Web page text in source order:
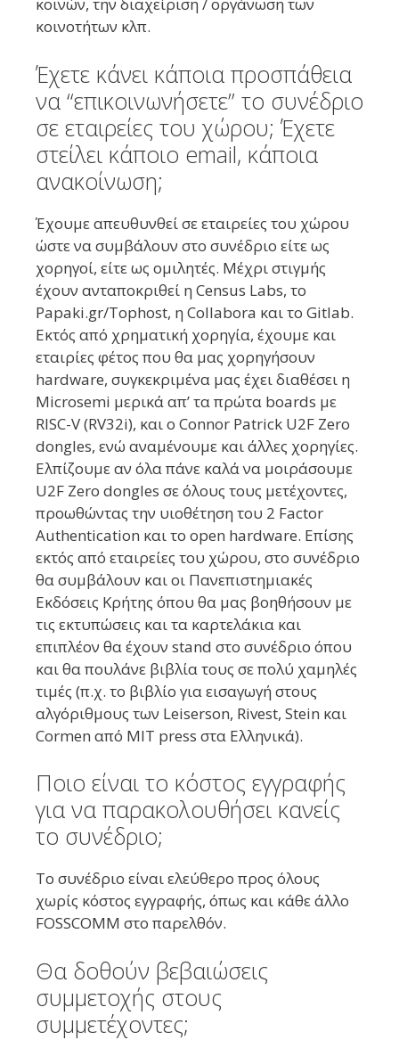
κοινών, την διαχείριση / οργάνωση των
κοινοτήτων κλπ.
Έχετε κάνει κάποια προσπάθεια
να “επικοινωνήσετε” το συνέδριο
σε εταιρείες του χώρου; Έχετε
στείλει κάποιο email, κάποια
ανακοίνωση;
Έχουμε απευθυνθεί σε εταιρείες του χώρου
ώστε να συμβάλουν στο συνέδριο είτε ως
χορηγοί, είτε ως ομιλητές. Μέχρι στιγμής
έχουν ανταποκριθεί η Census Labs, το
Papaki.gr/Tophost, η Collabora και το Gitlab.
Εκτός από χρηματική χορηγία, έχουμε και
εταιρίες φέτος που θα μας χορηγήσουν
hardware, συγκεκριμένα μας έχει διαθέσει η
Microsemi μερικά απ’ τα πρώτα boards με
RISC-V (RV32i), και ο Connor Patrick U2F Zero
dongles, ενώ αναμένουμε και άλλες χορηγίες.
Ελπίζουμε αν όλα πάνε καλά να μοιράσουμε
U2F Zero dongles σε όλους τους μετέχοντες,
προωθώντας την υιοθέτηση του 2 Factor
Authentication και το open hardware. Επίσης
εκτός από εταιρείες του χώρου, στο συνέδριο
θα συμβάλουν και οι Πανεπιστημιακές
Εκδόσεις Κρήτης όπου θα μας βοηθήσουν με
τις εκτυπώσεις και τα καρτελάκια και
επιπλέον θα έχουν stand στο συνέδριο όπου
και θα πουλάνε βιβλία τους σε πολύ χαμηλές
τιμές (π.χ. το βιβλίο για εισαγωγή στους
αλγόριθμους των Leiserson, Rivest, Stein και
Cormen από MIT press στα Ελληνικά).
Ποιο είναι το κόστος εγγραφής
για να παρακολουθήσει κανείς
το συνέδριο;
Το συνέδριο είναι ελεύθερο προς όλους
χωρίς κόστος εγγραφής, όπως και κάθε άλλο
FOSSCOMM στο παρελθόν.
Θα δοθούν βεβαιώσεις
συμμετοχής στους
συμμετέχοντες;